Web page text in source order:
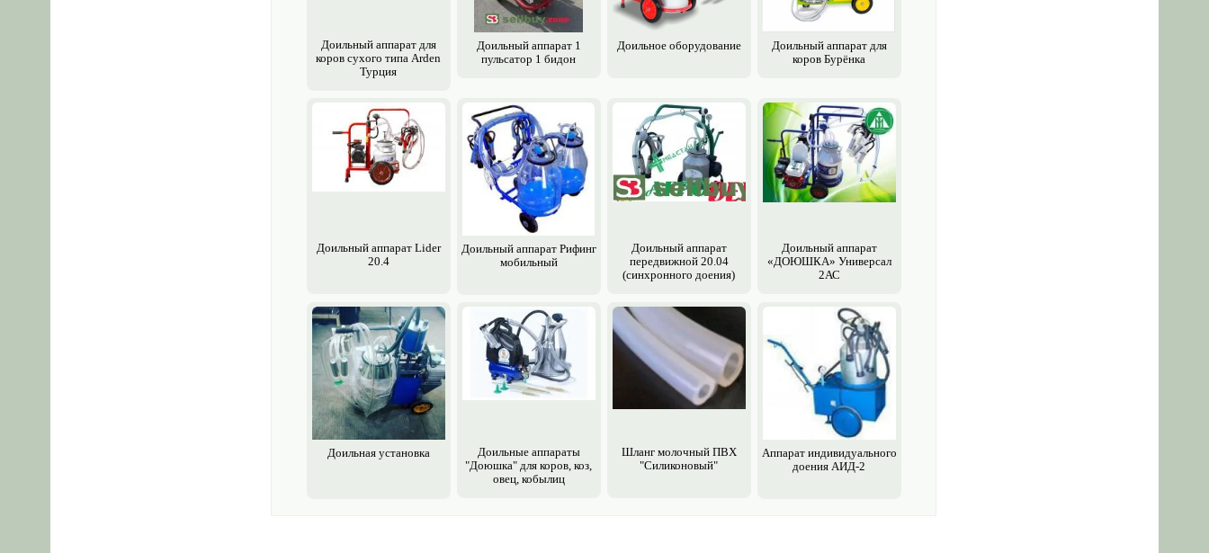
Доильный аппарат для
коров сухого типа Arden
Турция
Доильный аппарат 1
пульсатор 1 бидон
Доильное обору­дование
Доильный аппарат для
коров Бурёнка
Доильный аппарат Lider
20.4
Доильный аппарат Рифинг
мобильный
Доильный аппарат
передвижной 20.04
(синхронного доения)
Доильный аппарат
«ДОЮШКА» Универсал
2АС
Доильная установка
Доильные аппараты
"Доюшка" для коров, коз,
овец, кобылиц
Шланг молочный ПВХ
"Силиконовый"
Аппарат индивидуального
доения АИД-2